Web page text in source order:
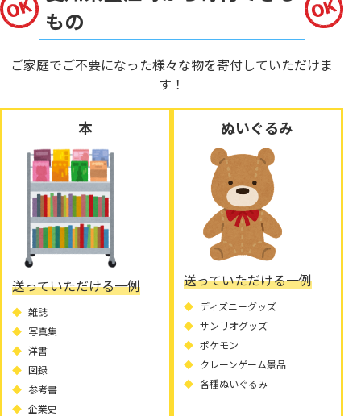
もの
ご家庭でご不要になった様々な物を寄付していただけま
す！
本
送っていただける一例
雑誌
写真集
洋書
図録
参考書
企業史
ぬいぐるみ
送っていただける一例
ディズニーグッズ
サンリオグッズ
ポケモン
クレーンゲーム景品
各種ぬいぐるみ